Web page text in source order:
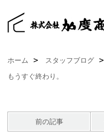
ホーム スタッフブログ
もうすぐ終わり。
前の記事